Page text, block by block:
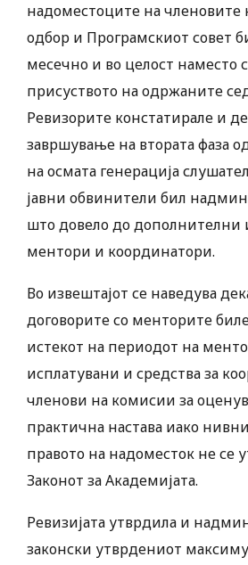
надоместоците на членовите
одбор и Програмскиот совет
месечно и во целост наместо
присуството на одржаните
Ревизорите констатирале и
завршување на втората фаза
на осмата генерација
јавни обвинители бил
што довело до дополнителни
ментори и координатори.
Во извештајот се наведува
договорите со менторите
истекот на периодот на
исплатувани и средства за
членови на комисии за
практична настава иако
правото на надоместок не се
Законот за Академијата.
Ревизијата утврдила и
законски утврдениот